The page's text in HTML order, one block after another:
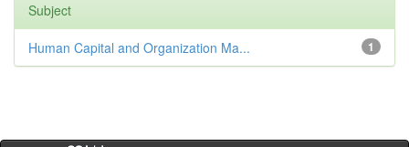
Subject
1
Human Capital and Organization Ma...